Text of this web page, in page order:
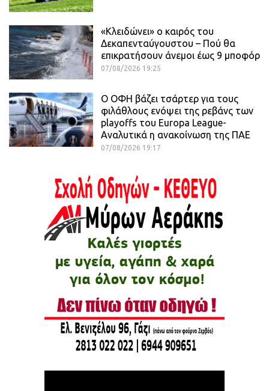
«Κλειδώνει» ο καιρός του
Δεκαπενταύγουστου – Πού θα
επικρατήσουν άνεμοι έως 9 μποφόρ
07/08/2026 19:25
Ο ΟΦΗ βάζει τσάρτερ για τους
φιλάθλους ενόψει της ρεβάνς των
playoffs του Europa League-
Αναλυτικά η ανακοίνωση της ΠΑΕ
07/08/2026 19:17